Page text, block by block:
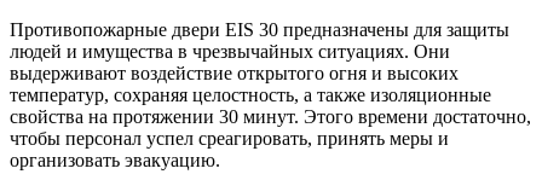
Противопожарные двери EIS 30 предназначены для защиты
людей и имущества в чрезвычайных ситуациях. Они
выдерживают воздействие открытого огня и высоких
температур, сохраняя целостность, а также изоляционные
свойства на протяжении 30 минут. Этого времени достаточно,
чтобы персонал успел среагировать, принять меры и
организовать эвакуацию.